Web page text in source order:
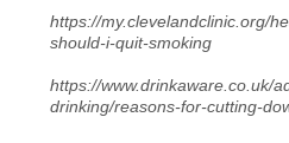
https://my.clevelandclinic.org/
should-i-quit-smoking
https://www.drinkaware.co.uk/
drinking/reasons-for-cutting-